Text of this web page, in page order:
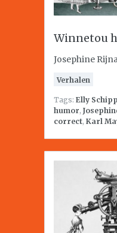
Winnetou
Josephine
Verhalen
Tags: Elly
humor,
correct, Karl